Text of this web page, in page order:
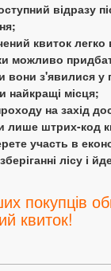
відразу
квиток легко
можливо
вони з'явилися у
найкращі місця;
на захід
лише штрих-код
участь в
лісу і
покупців
квиток!